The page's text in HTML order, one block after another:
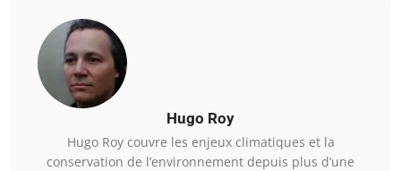
Hugo Roy
Hugo Roy couvre les enjeux climatiques et la
conservation de l’environnement depuis plus d’une